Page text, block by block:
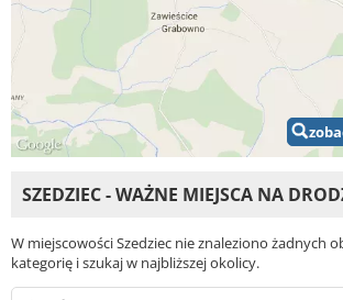
SZEDZIEC - WAŻNE MIEJSCA NA
W miejscowości Szedziec nie znaleziono żadnych
kategorię i szukaj w najbliższej okolicy.